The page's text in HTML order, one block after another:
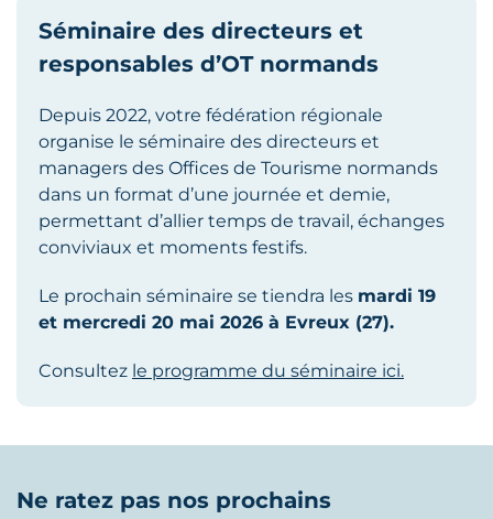
Séminaire des directeurs et
responsables d’OT normands
Depuis 2022, votre fédération régionale
organise le séminaire des directeurs et
managers des Offices de Tourisme normands
dans un format d’une journée et demie,
permettant d’allier temps de travail, échanges
conviviaux et moments festifs.
Le prochain séminaire se tiendra les mardi 19
et mercredi 20 mai 2026 à Evreux (27).
Consultez le programme du séminaire ici.
Ne ratez pas nos prochains